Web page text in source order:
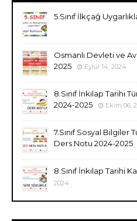
5.Sınıf İlkçağ
Osmanlı Devleti ve
2025
Eylül 14, 2024
8.Sınıf İnkılap Tarihi
2024-2025
Ekim 06,
7.Sınıf Sosyal Bilgiler
Ders Notu 2024-2025
8.Sınıf İnkılap Tarihi
2024